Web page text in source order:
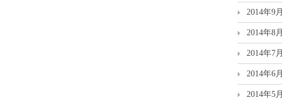
2014年9月
2014年8月
2014年7月
2014年6月
2014年5月